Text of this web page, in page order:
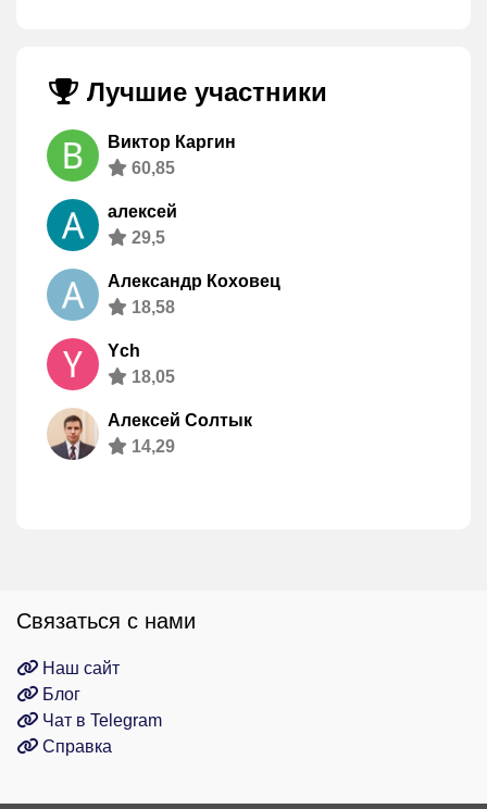
Лучшие участники
Виктор Каргин
60,85
алексей
29,5
Александр Коховец
18,58
Ych
18,05
Алексей Солтык
14,29
Связаться с нами
Наш сайт
Блог
Чат в Telegram
Справка